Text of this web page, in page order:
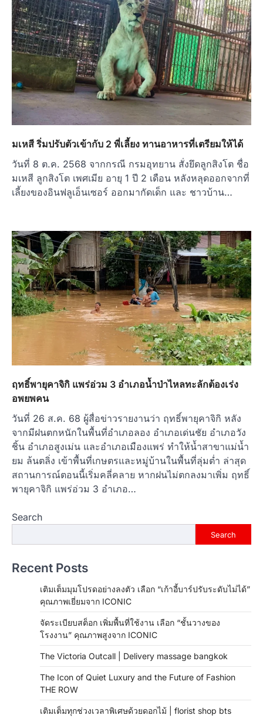
มเหสี ริ่มปรับตัวเข้ากับ 2 พี่เลี้ยง ทานอาหารที่เตรียมให้ได้
วันที่ 8 ต.ค. 2568 จากกรณี กรมอุทยาน สั่งยึดลูกสิงโต ชื่อ
มเหสี ลูกสิงโต เพศเมีย อายุ 1 ปี 2 เดือน หลังหลุดออกจากที่
เลี้ยงของอินฟลูเอ็นเซอร์ ออกมากัดเด็ก และ ชาวบ้าน…
ฤทธิ์พายุคาจิกิ แพร่อ่วม 3 อำเภอน้ำป่าไหลทะลักต้องเร่ง
อพยพคน
วันที่ 26 ส.ค. 68 ผู้สื่อข่าวรายงานว่า ฤทธิ์พายุคาจิกิ หลัง
จากมีฝนตกหนักในพื้นที่อำเภอลอง อำเภอเด่นชัย อำเภอวัง
ชิ้น อำเภอสูงเม่น และอำเภอเมืองแพร่ ทำให้น้ำสาขาแม่น้ำ
ยม ล้นตลิ่ง เข้าพื้นที่เกษตรและหมู่บ้านในพื้นที่ลุ่มต่ำ ล่าสุด
สถานการณ์ตอนนี้เริ่มคลี่คลาย หากฝนไม่ตกลงมาเพิ่ม ฤทธิ์
พายุคาจิกิ แพร่อ่วม 3 อำเภอ…
Search
Search
Recent Posts
เติมเต็มมุมโปรดอย่างลงตัว เลือก “เก้าอี้บาร์ปรับระดับไม่ได้”
คุณภาพเยี่ยมจาก ICONIC
จัดระเบียบสต็อก เพิ่มพื้นที่ใช้งาน เลือก “ชั้นวางของ
โรงงาน” คุณภาพสูงจาก ICONIC
The Victoria Outcall | Delivery massage bangkok
The Icon of Quiet Luxury and the Future of Fashion
THE ROW
เติมเต็มทุกช่วงเวลาพิเศษด้วยดอกไม้ | florist shop bts